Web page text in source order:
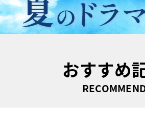
おすすめ